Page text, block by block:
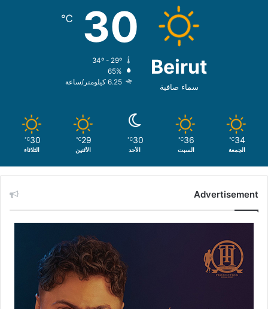
Beirut
سماء صافية
30
℃
65%
6.25 كيلومتر/ساعة
34
℃
الجمعة
36
℃
السبت
30
℃
الأحد
29
℃
الأثنين
30
℃
الثلاثاء
Advertisement